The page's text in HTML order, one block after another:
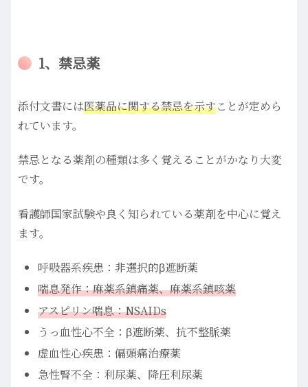
1、禁忌薬
添付文書には医薬品に関する禁忌を示すことが定めら
れています。
禁忌となる薬剤の種類は多く覚えることがかなり大変
です。
看護師国家試験や良く知られている薬剤を中心に覚え
ます。
呼吸器系疾患：非選択的β遮断薬
喘息発作：麻薬系鎮痛薬、麻薬系鎮咳薬
アスピリン喘息：NSAIDs
うっ血性心不全：β遮断薬、抗不整脈薬
虚血性心疾患：偏頭痛治療薬
急性腎不全：利尿薬、降圧利尿薬